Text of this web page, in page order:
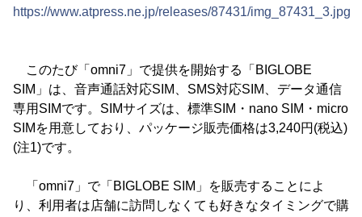
https://www.atpress.ne.jp/releases/87431/img_87431_3.jpg
このたび「omni7」で提供を開始する「BIGLOBE
SIM」は、音声通話対応SIM、SMS対応SIM、データ通信
専用SIMです。SIMサイズは、標準SIM・nano SIM・micro
SIMを用意しており、パッケージ販売価格は3,240円(税込)
(注1)です。
「omni7」で「BIGLOBE SIM」を販売することによ
り、利用者は店舗に訪問しなくても好きなタイミングで購